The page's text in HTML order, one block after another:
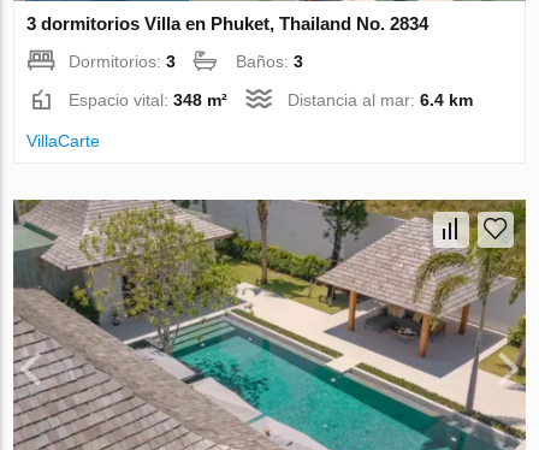
3 dormitorios Villa en Phuket, Thailand No. 2834
Dormitorios:3 Baños:3
Espacio vital:348 m² Distancia al mar:6.4 km
VillaСarte